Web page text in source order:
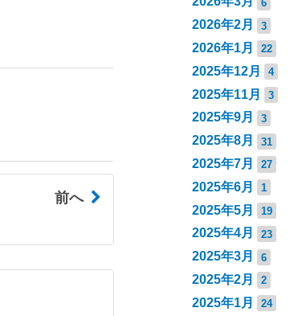
前へ
2026年2月 3
2026年1月 22
2025年12月 4
2025年11月 3
2025年9月 3
2025年8月 31
2025年7月 27
2025年6月 1
2025年5月 19
2025年4月 23
2025年3月 6
2025年2月 2
2025年1月 24